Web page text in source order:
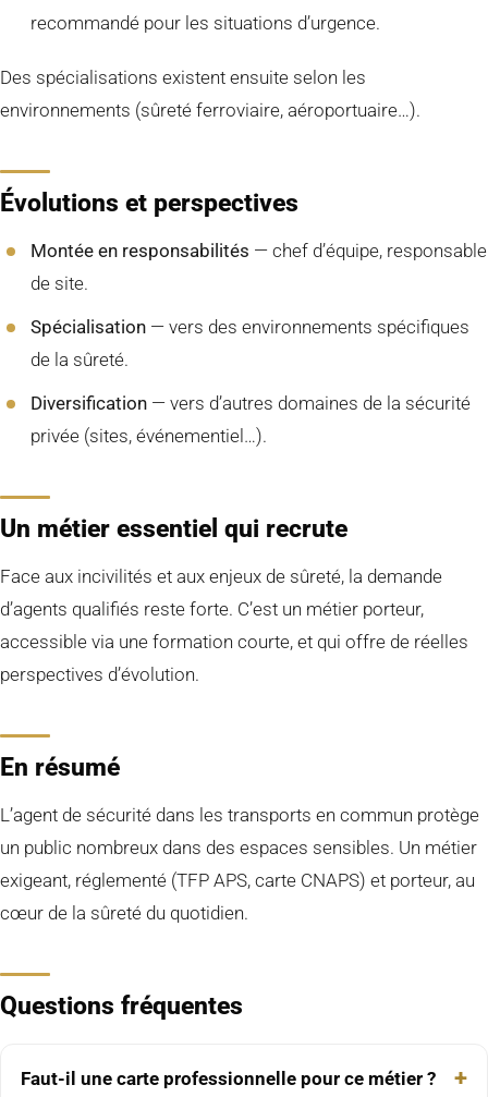
recommandé pour les situations d’urgence.
Des spécialisations existent ensuite selon les
environnements (sûreté ferroviaire, aéroportuaire…).
Évolutions et perspectives
Montée en responsabilités — chef d’équipe, responsable
de site.
Spécialisation — vers des environnements spécifiques
de la sûreté.
Diversification — vers d’autres domaines de la sécurité
privée (sites, événementiel…).
Un métier essentiel qui recrute
Face aux incivilités et aux enjeux de sûreté, la demande
d’agents qualifiés reste forte. C’est un métier porteur,
accessible via une formation courte, et qui offre de réelles
perspectives d’évolution.
En résumé
L’agent de sécurité dans les transports en commun protège
un public nombreux dans des espaces sensibles. Un métier
exigeant, réglementé (TFP APS, carte CNAPS) et porteur, au
cœur de la sûreté du quotidien.
Questions fréquentes
Faut-il une carte professionnelle pour ce métier ?